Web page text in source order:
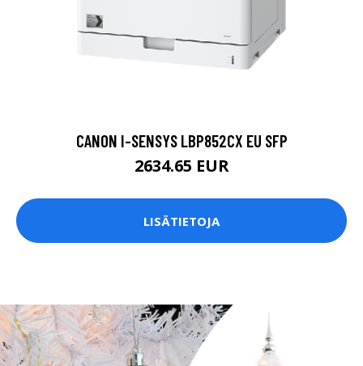
CANON I-SENSYS LBP852CX EU SFP
2634.65 EUR
LISÄTIETOJA